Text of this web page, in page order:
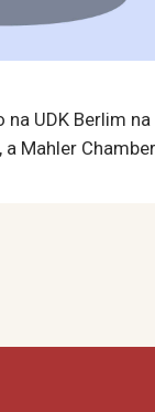
na UDK Berlim
a Mahler